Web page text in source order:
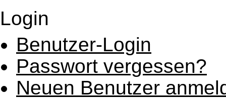
Login
Benutzer-Login
Passwort vergessen?
Neuen Benutzer